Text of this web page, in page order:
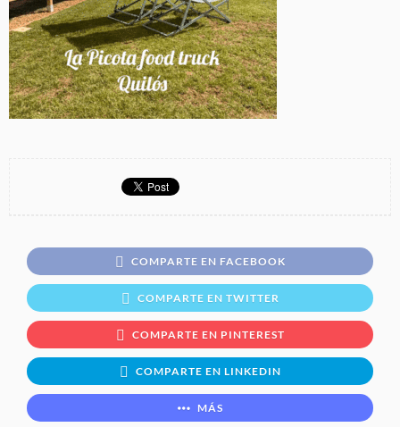
COMPARTE EN FACEBOOK
COMPARTE EN TWITTER
COMPARTE EN PINTEREST
COMPARTE EN LINKEDIN
MÁS